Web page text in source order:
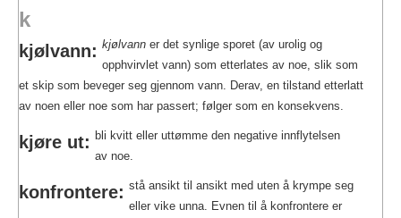
k
kjølvann: kjølvann er det synlige sporet (av urolig og
opphvirvlet vann) som etterlates av noe, slik som
et skip som beveger seg gjennom vann. Derav, en tilstand etterlatt
av noen eller noe som har passert; følger som en konsekvens.
kjøre ut: bli kvitt eller uttømme den negative innflytelsen
av noe.
konfrontere: stå ansikt til ansikt med uten å krympe seg
eller vike unna. Evnen til å konfrontere er